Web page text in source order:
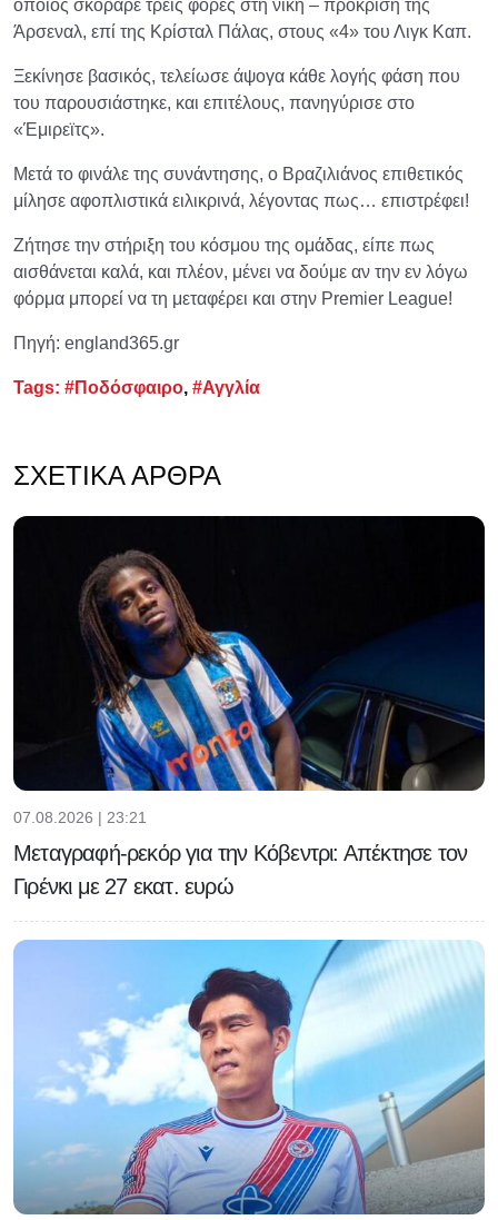
οποίος σκόραρε τρεις φορές στη νίκη – πρόκριση της
Άρσεναλ, επί της Κρίσταλ Πάλας, στους «4» του Λιγκ Καπ.
Ξεκίνησε βασικός, τελείωσε άψογα κάθε λογής φάση που
του παρουσιάστηκε, και επιτέλους, πανηγύρισε στο
«Έμιρεϊτς».
Μετά το φινάλε της συνάντησης, ο Βραζιλιάνος επιθετικός
μίλησε αφοπλιστικά ειλικρινά, λέγοντας πως… επιστρέφει!
Ζήτησε την στήριξη του κόσμου της ομάδας, είπε πως
αισθάνεται καλά, και πλέον, μένει να δούμε αν την εν λόγω
φόρμα μπορεί να τη μεταφέρει και στην Premier League!
Πηγή: england365.gr
Tags: #Ποδόσφαιρο, #Αγγλία
ΣΧΕΤΙΚΆ ΆΡΘΡΑ
07.08.2026 | 23:21
Μεταγραφή-ρεκόρ για την Κόβεντρι: Απέκτησε τον
Γιρένκι με 27 εκατ. ευρώ